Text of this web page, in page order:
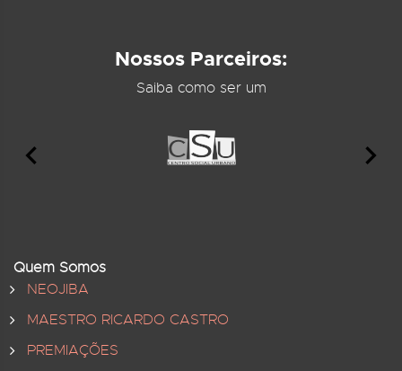
Nossos Parceiros:
Saiba como ser um
Quem Somos
NEOJIBA
MAESTRO RICARDO CASTRO
PREMIAÇÕES